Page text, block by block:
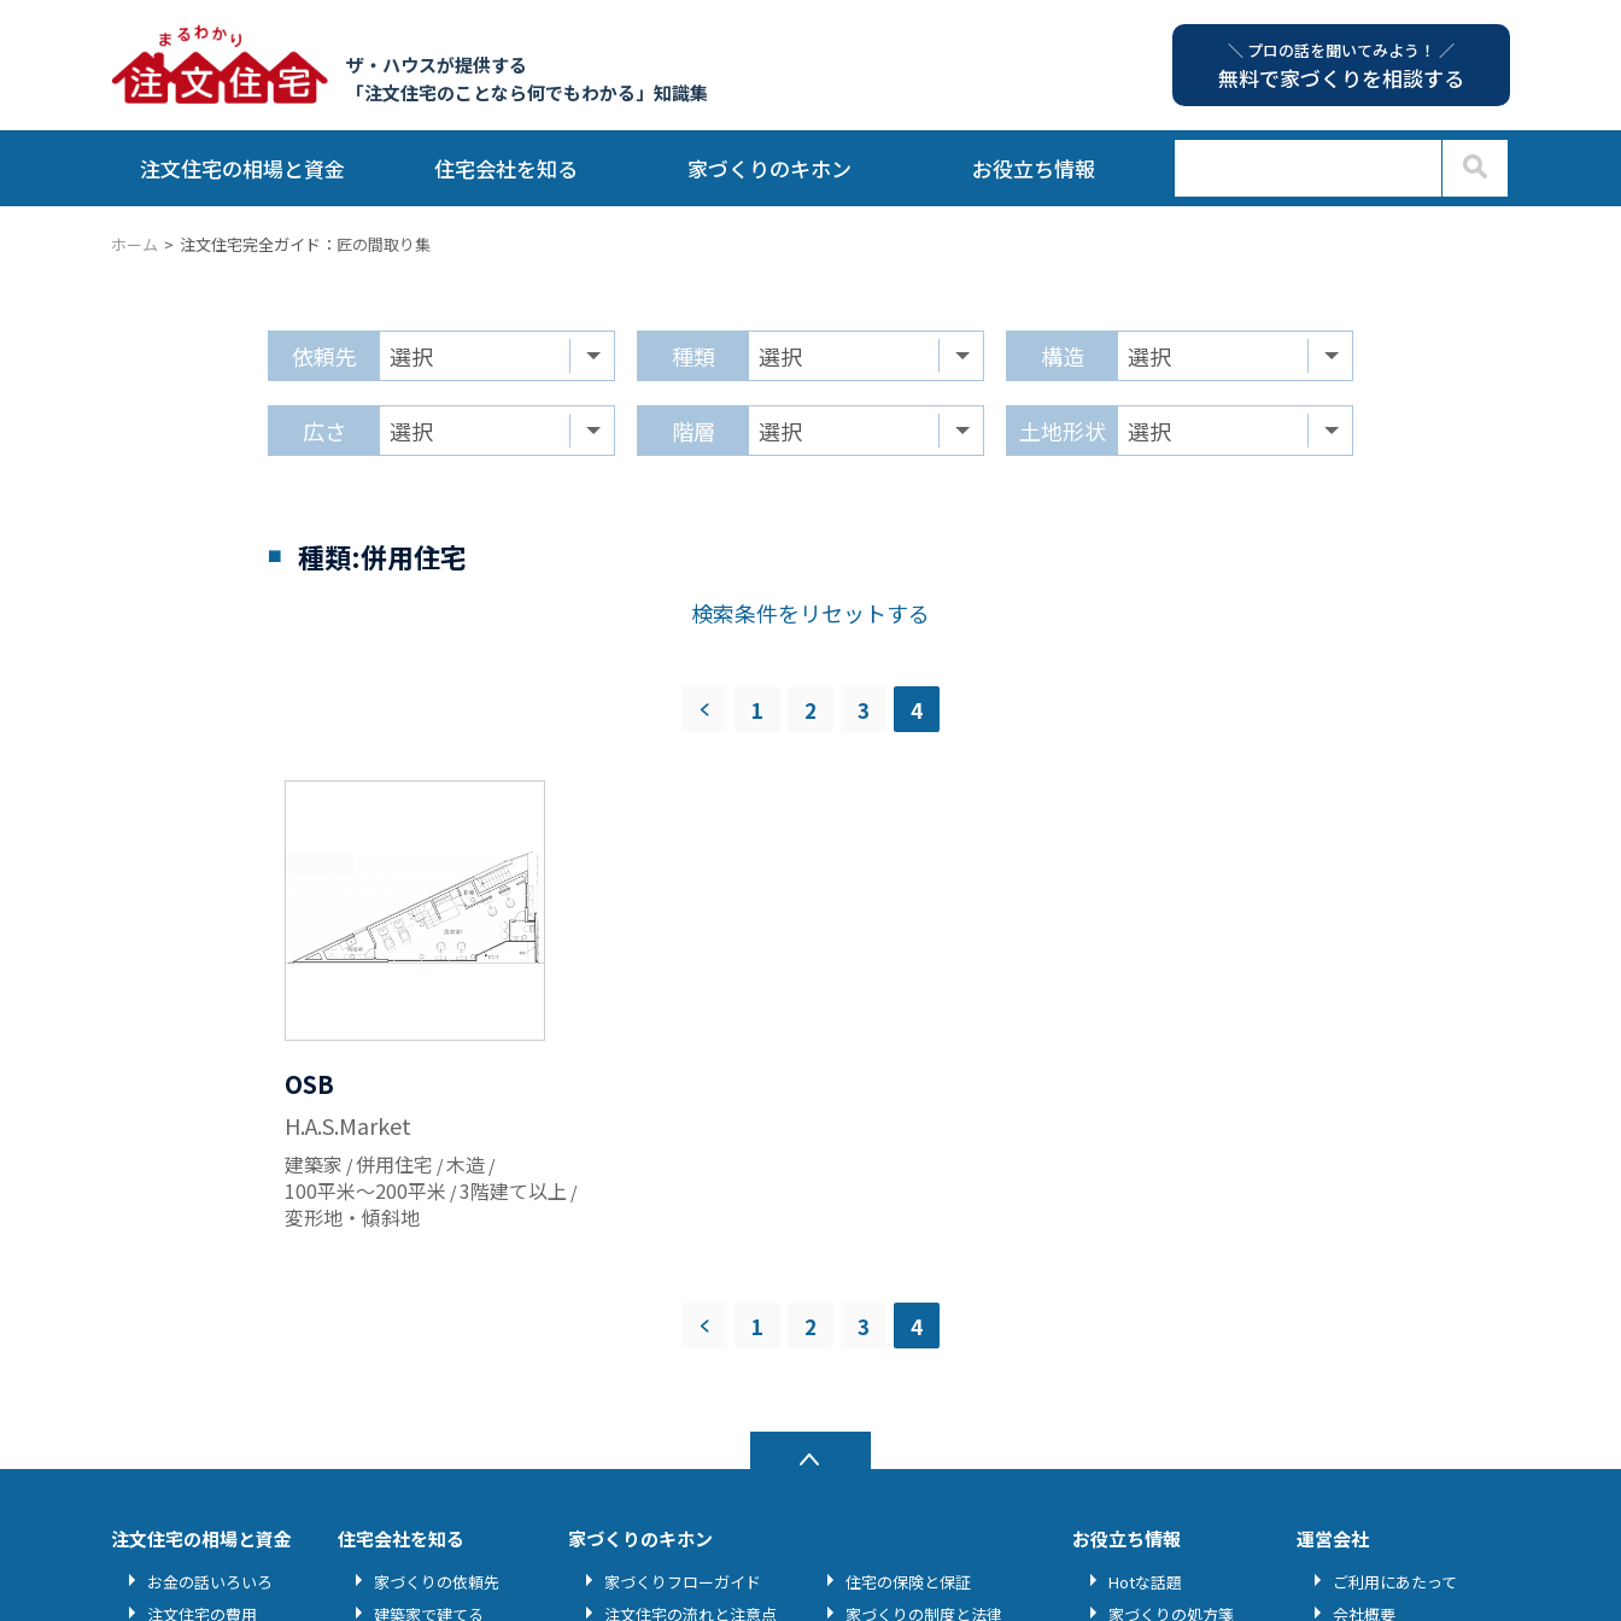
ザ・ハウスが提供する
「注文住宅のことなら何でもわかる」知識集
＼ プロの話を聞いてみよう！ ／
無料で家づくりを相談する
注文住宅の相場と資金 住宅会社を知る 家づくりのキホン お役立ち情報
ホーム 注文住宅完全ガイド： 匠の間取り集
依頼先 種類 構造
広さ 階層 土地形状
種類:併用住宅
検索条件をリセットする
1 2 3 4
OSB
H.A.S.Market
建築家 併用住宅 木造
100平米～200平米 3階建て以上
変形地・傾斜地
1 2 3 4
注文住宅の相場と資金
お金の話いろいろ
注文住宅の費用
住宅会社を知る
家づくりの依頼先
建築家で建てる
家づくりのキホン
家づくりフローガイド
注文住宅の流れと注意点
住宅の保険と保証
家づくりの制度と法律
お役立ち情報
Hotな話題
家づくりの処方箋
運営会社
ご利用にあたって
会社概要